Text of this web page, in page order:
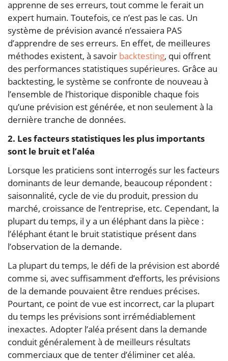
apprenne de ses erreurs, tout comme le ferait un
expert humain. Toutefois, ce n’est pas le cas. Un
système de prévision avancé n’essaiera PAS
d’apprendre de ses erreurs. En effet, de meilleures
méthodes existent, à savoir backtesting, qui offrent
des performances statistiques supérieures. Grâce au
backtesting, le système se confronte de nouveau à
l’ensemble de l’historique disponible chaque fois
qu’une prévision est générée, et non seulement à la
dernière tranche de données.
2. Les facteurs statistiques les plus importants
sont le bruit et l’aléa
Lorsque les praticiens sont interrogés sur les facteurs
dominants de leur demande, beaucoup répondent :
saisonnalité, cycle de vie du produit, pression du
marché, croissance de l’entreprise, etc. Cependant, la
plupart du temps, il y a un éléphant dans la pièce :
l’éléphant étant le bruit statistique présent dans
l’observation de la demande.
La plupart du temps, le défi de la prévision est abordé
comme si, avec suffisamment d’efforts, les prévisions
de la demande pouvaient être rendues précises.
Pourtant, ce point de vue est incorrect, car la plupart
du temps les prévisions sont irrémédiablement
inexactes. Adopter l’aléa présent dans la demande
conduit généralement à de meilleurs résultats
commerciaux que de tenter d’éliminer cet aléa.